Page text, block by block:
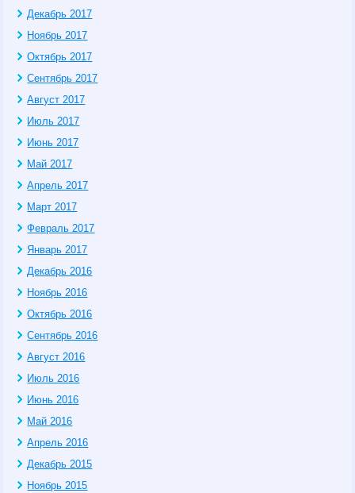
Декабрь 2017
Ноябрь 2017
Октябрь 2017
Сентябрь 2017
Август 2017
Июль 2017
Июнь 2017
Май 2017
Апрель 2017
Март 2017
Февраль 2017
Январь 2017
Декабрь 2016
Ноябрь 2016
Октябрь 2016
Сентябрь 2016
Август 2016
Июль 2016
Июнь 2016
Май 2016
Апрель 2016
Декабрь 2015
Ноябрь 2015